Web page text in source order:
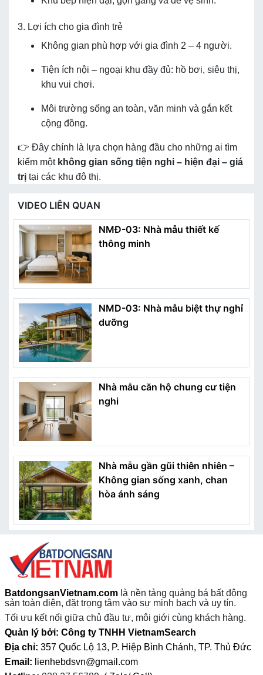
3. Lợi ích cho gia đình trẻ
Không gian phù hợp với gia đình 2 – 4 người.
Tiện ích nội – ngoại khu đầy đủ: hồ bơi, siêu thị,
khu vui chơi.
Môi trường sống an toàn, văn minh và gắn kết
cộng đồng.
👉 Đây chính là lựa chọn hàng đầu cho những ai tìm
kiếm một không gian sống tiện nghi – hiện đại – giá
trị tại các khu đô thị.
VIDEO LIÊN QUAN
NMĐ-03: Nhà mẫu thiết kế
thông minh
NMD-03: Nhà mẫu biệt thự nghỉ
dưỡng
Nhà mẫu căn hộ chung cư tiện
nghi
Nhà mẫu gần gũi thiên nhiên –
Không gian sống xanh, chan
hòa ánh sáng
BatdongsanVietnam.com là nền tảng quảng bá bất động
sản toàn diện, đặt trọng tâm vào sự minh bạch và uy tín.
Tối ưu kết nối giữa chủ đầu tư, môi giới cùng khách hàng.
Quản lý bởi: Công ty TNHH VietnamSearch
Địa chỉ: 357 Quốc Lộ 13, P. Hiệp Bình Chánh, TP. Thủ Đức
Email: lienhebdsvn@gmail.com